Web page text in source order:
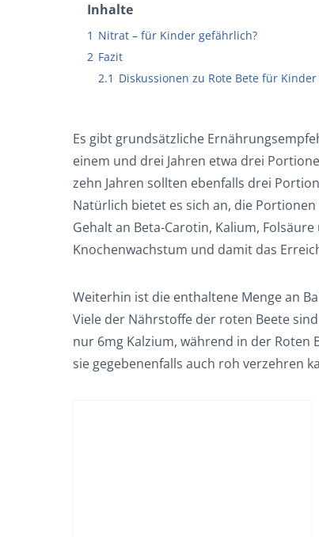
Inhalte
1 Nitrat – für Kinder gefährlich?
2 Fazit
2.1 Diskussionen zu Rote Bete für
Es gibt grundsätzliche
einem und drei Jahren etwa drei
zehn Jahren sollten ebenfalls drei
Natürlich bietet es sich an, die
Gehalt an Beta-Carotin, Kalium,
Knochenwachstum und damit das
Weiterhin ist die enthaltene Menge an
Viele der Nährstoffe der roten Beete
nur 6mg Kalzium, während in der Roten
sie gegebenenfalls auch roh verzehren